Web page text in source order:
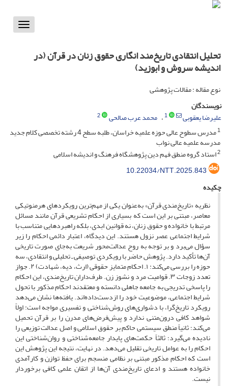
Toggle
تحلیل انتقادی تاریخ‌مند انگاری حقوق زنان در قرآن (در
اندیشه سروش و ابوزید)
نوع مقاله : مقالات پژوهشی
نویسندگان
علیرضا یعقوبی
1 محمد عرب صالحی
2
1
مدرس سطوح عالی حوزه علمیه خراسان، طلبه سطح 4 رشته تخصصی کلام جدید
مدرسه علمیه عالی نواب
2استاد گروه منطق فهم دین پژوهشگاه فرهنگ و اندیشه اسلامی
10.22034/NTT.2025.843
چکیده
نظریه «تاریخ‌مندی قرآن» به‌عنوان یکی از مهم‌ترین رویکردهای هرمنوتیکی
معاصر، مبتنی بر این است که بسیاری از احکام تشریعی قرآن مانند مسائل
مرتبط با خانواده و حقوق زنان، نه قوانین ابدی، بلکه راهبردهایی متناسب با
شرایط اجتماعی عصر نزول هستند. این دیدگاه، اعتبار دائمی احکام را زیر
سؤال می‌برد و بر توجه به روح عدالت‌محور شریعت به‌جای صورت تاریخی
آن‌ها تأکید دارد. پژوهش حاضر با رویکردی توصیفی ـ تحلیلی و انتقادی، سه
حوزه را بررسی می‌کند: ۱. احکام متمایز حقوقی (ارث، دیه، شهادت) ۲. جواز
تعدد زوجات ۳. قوامیت مرد و نشوز زن. طرف‌داران تاریخ‌مندی، این احکام
را پاسخی تدریجی به جامعه جاهلی دانسته و معتقدند احکام مذکور با تحول
شرایط اجتماعی، موضوعیت خود را ازدست‌داده‌اند. یافته‌ها نشان می‌دهد
رویکرد تاریخ‌گرا، با دشواری‌های روش‌شناختی و تفسیری مواجه است: اولاً
شواهد کافی درون‌متنی ندارد و پیش‌فرض‌های مدرن را بر قرآن تحمیل
می‌کند؛ ثانیاً منطق سیستمی حاکم بر حقوق اسلامی و اصل عدالت توزیعی را
نادیده می‌گیرد؛ ثالثاً حکمت‌های پایدار جامعه‌شناختی و روان‌شناختی این
احکام را به عوامل تاریخی تقلیل می‌دهد. در نهایت، نتیجه این پژوهش این
است که احکام مذکور مبتنی بر نظامی منسجم برای حفظ توازن و کارآمدی
خانواده هستند و ادعای تاریخ‌مندی آن‌ها از اتقان علمی کافی برخوردار
نیست.